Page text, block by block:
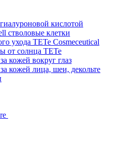
кислотой
стволовые клетки
ухода TETe Cosmeceutical
от солнца TETe
кожей вокруг глаз
кожей лица, шеи, декольте